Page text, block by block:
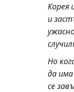
Корея
и
Но
да
се